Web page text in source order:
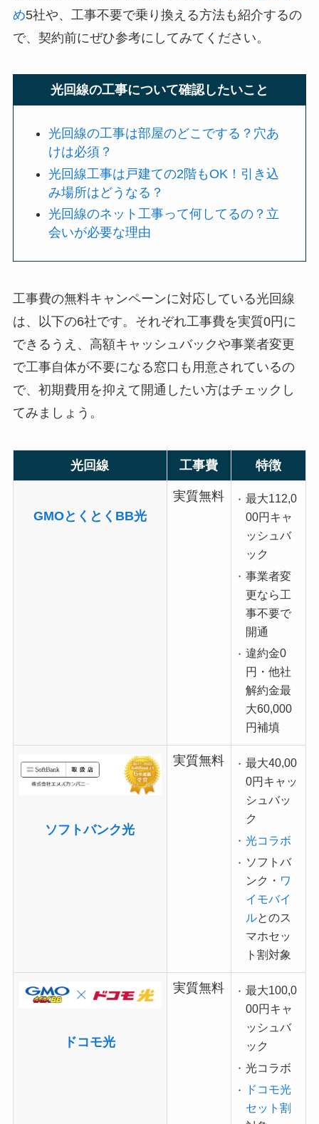
め5社や、工事不要で乗り換える方法も紹介するの
で、契約前にぜひ参考にしてみてください。
光回線の工事について確認したいこと
光回線の工事は部屋のどこでする？穴あ
けは必須？
光回線工事は戸建ての2階もOK！引き込
み場所はどうなる？
光回線のネット工事って何してるの？立
会いが必要な理由
工事費の無料キャンペーンに対応している光回線
は、以下の6社です。それぞれ工事費を実質0円に
できるうえ、高額キャッシュバックや事業者変更
で工事自体が不要になる窓口も用意されているの
で、初期費用を抑えて開通したい方はチェックし
てみましょう。
光回線 工事費 特徴
GMOとくとくBB光
実質無料
最大112,0
00円キャ
ッシュバ
ック
事業者変
更なら工
事不要で
開通
違約金0
円・他社
解約金最
大60,000
円補填
ソフトバンク光
実質無料
最大40,00
0円キャッ
シュバッ
ク
光コラボ
ソフトバ
ンク・ ワ
イモバイ
ルとのス
マホセッ
ト割対象
ドコモ光
実質無料
最大100,0
00円キャ
ッシュバ
ック
光コラボ
ドコモ光
セット割